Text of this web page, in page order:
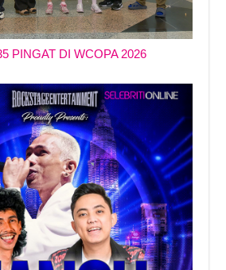
PINGAT DI WCOPA 2026